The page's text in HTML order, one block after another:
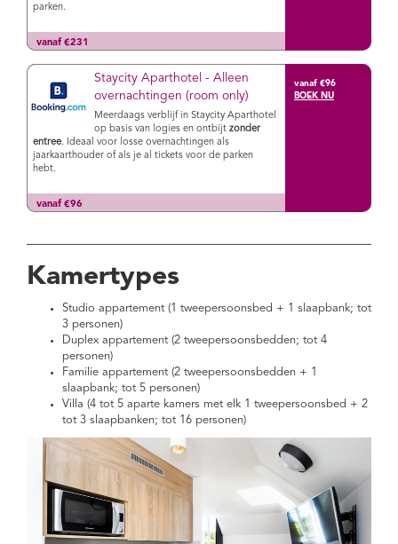
parken.
vanaf €231
Staycity Aparthotel - Alleen
overnachtingen (room only)
Meerdaags verblijf in Staycity Aparthotel
op basis van logies en ontbijt zonder
entree. Ideaal voor losse overnachtingen als
jaarkaarthouder of als je al tickets voor de parken
hebt.
vanaf €96
vanaf €96
Kamertypes
Studio appartement (1 tweepersoonsbed + 1 slaapbank; tot
3 personen)
Duplex appartement (2 tweepersoonsbedden; tot 4
personen)
Familie appartement (2 tweepersoonsbedden + 1
slaapbank; tot 5 personen)
Villa (4 tot 5 aparte kamers met elk 1 tweepersoonsbed + 2
tot 3 slaapbanken; tot 16 personen)